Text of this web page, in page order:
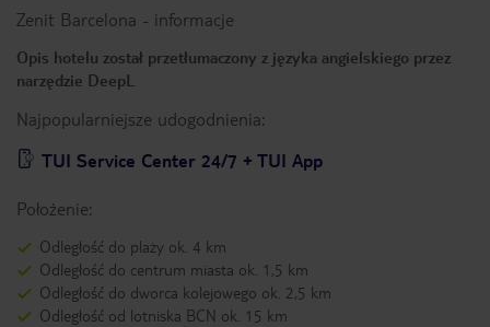
Zenit Barcelona - informacje
Opis hotelu został przetłumaczony z języka angielskiego przez
narzędzie DeepL
Najpopularniejsze udogodnienia:
TUI Service Center 24/7 + TUI App
Położenie:
Odległość do plaży ok. 4 km
Odległość do centrum miasta ok. 1,5 km
Odległość do dworca kolejowego ok. 2,5 km
Odległość od lotniska BCN ok. 15 km